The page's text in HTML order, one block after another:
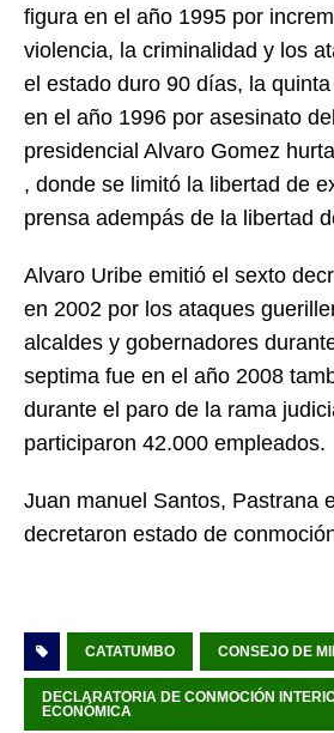
figura en el año 1995 por
violencia, la criminalidad y los
el estado duro 90 días, la
en el año 1996 por asesinato
presidencial Alvaro Gomez
, donde se limitó la libertad de
prensa adempás de la libertad
Alvaro Uribe emitió el sexto
en 2002 por los ataques
alcaldes y gobernadores
septima fue en el año 2008
durante el paro de la rama
participaron 42.000 empleados.
Juan manuel Santos, Pastrana
decretaron estado de
CATATUMBO CONSEJO DE
DECLARATORIA DE CONMOCIÓN
ECONÓMICA